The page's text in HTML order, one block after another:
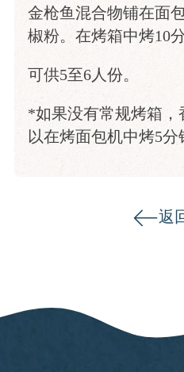
金枪鱼混合物铺在面
椒粉。在烤箱中烤10
可供5至6人份。
*如果没有常规烤箱
以在烤面包机中烤5分
返